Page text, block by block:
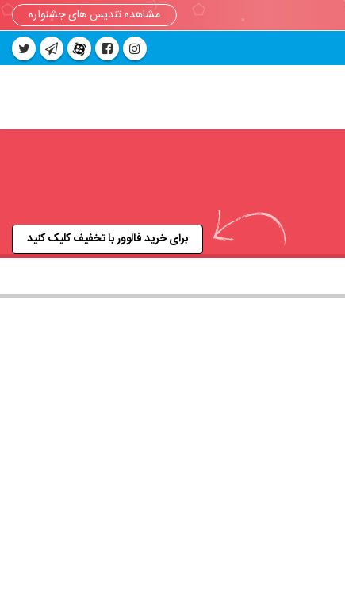
مشاهده تندیس های جشنواره
برای خرید فالوور با تخفیف کلیک کنید